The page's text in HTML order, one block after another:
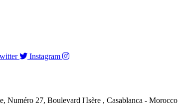
Instagram
Numéro 27, Boulevard l'Isère , Casablanca - Morocco